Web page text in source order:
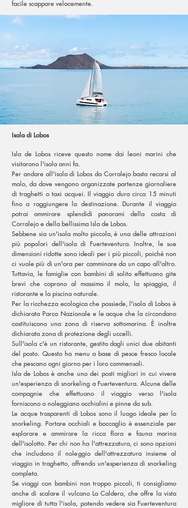
facile scappare velocemente.
Isola di Lobos
Isla de Lobos riceve questo nome dai leoni marini che
visitarono l'isola anni fa.
Per andare all'isola di Lobos da Corralejo basta recarsi al
molo, da dove vengono organizzate partenze giornaliere
di traghetti o taxi acquei. Il viaggio dura circa 15 minuti
fino a raggiungere la destinazione. Durante il viaggio
potrai ammirare splendidi panorami della costa di
Corralejo e della bellissima Isla de Lobos.
Sebbene sia un'isola molto piccola, è una delle attrazioni
più popolari dell'isola di Fuerteventura. Inoltre, le sue
dimensioni ridotte sono ideali per i più piccoli, poiché non
ci vuole più di un'ora per camminare da un capo all'altro.
Tuttavia, le famiglie con bambini di solito effettuano gite
brevi che coprono al massimo il molo, la spiaggia, il
ristorante e la piscina naturale.
Per la ricchezza ecologica che possiede, l'isola di Lobos è
dichiarata Parco Nazionale e le acque che la circondano
costituiscono una zona di riserva sottomarina. È inoltre
dichiarata zona di protezione degli uccelli.
Sull'isola c'è un ristorante, gestito dagli unici due abitanti
del posto. Questo ha menu a base di pesce fresco locale
che pescano ogni giorno per i loro commensali.
Isla de Lobos è anche uno dei posti migliori in cui vivere
un'esperienza di snorkeling a Fuerteventura. Alcune delle
compagnie che effettuano il viaggio verso l'isola
forniscono o noleggiano occhialini e pinne da sub.
Le acque trasparenti di Lobos sono il luogo ideale per lo
snorkeling. Portare occhiali e boccaglio è essenziale per
esplorare e ammirare la ricca flora e fauna marina
dell'isolotto. Per chi non ha l'attrezzatura, ci sono opzioni
che includono il noleggio dell'attrezzatura insieme al
viaggio in traghetto, offrendo un'esperienza di snorkeling
completa.
Se viaggi con bambini non troppo piccoli, ti consigliamo
anche di scalare il vulcano La Caldera, che offre la vista
migliore di tutta l'isola, potendo vedere sia Fuerteventura